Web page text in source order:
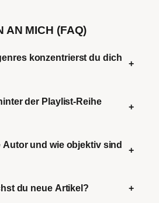
AN MICH (FAQ)
konzentrierst du dich
+
der Playlist-Reihe
+
Autor und wie objektiv sind
+
du neue Artikel? +